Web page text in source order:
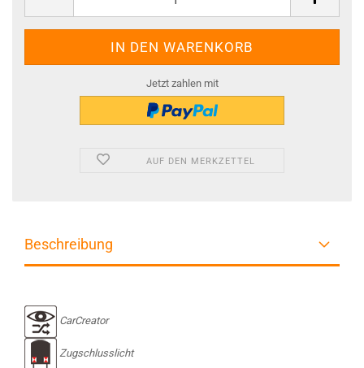
Jetzt zahlen mit
AUF DEN MERKZETTEL
Beschreibung
CarCreator
Zugschlusslicht